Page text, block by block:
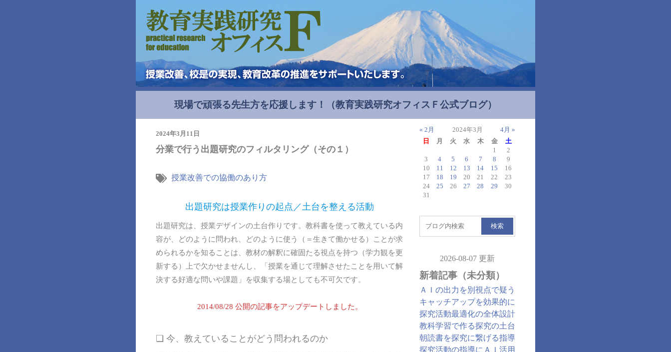
現場で頑張る先生方を応援します！ （教育実践研究オフィスＦ公式ブログ）
2024年3月11日
分業で行う出題研究のフィルタリング（その１）
授業改善での協働のあり方
出題研究は授業作りの起点／土台を整える活動
出題研究は、授業デザインの土台作りです。教科書を使って教えている内
容が、どのように問われ、どのように使う（＝生きて働かせる）ことが求
められるかを知ることは、教材の解釈に確固たる視点を持つ（学力観を更
新する）上で欠かせませんし、「授業を通じて理解させたことを用いて解
決する好適な問いや課題」を収集する場としても不可欠です。
2014/08/28 公開の記事をアップデートしました。
❏ 今、教えていることがどう問われるのか
2024年3月
日
月 火 水 木 金
土
1
2
3
4 5 6 7 8
9
10
11 12 13 14 15
16
17
18 19 20 21 22
23
24
25 26 27 28 29
30
31
« 2月 4月 »
検索
2026-08-07 更新
新着記事（未分類）
ＡＩの出力を別視点で疑う
キャッチアップを効果的に
探究活動最適化の全体設計
教科学習で作る探究の土台
朝読書を探究に繋げる指導
探究活動の指導にＡＩ活用